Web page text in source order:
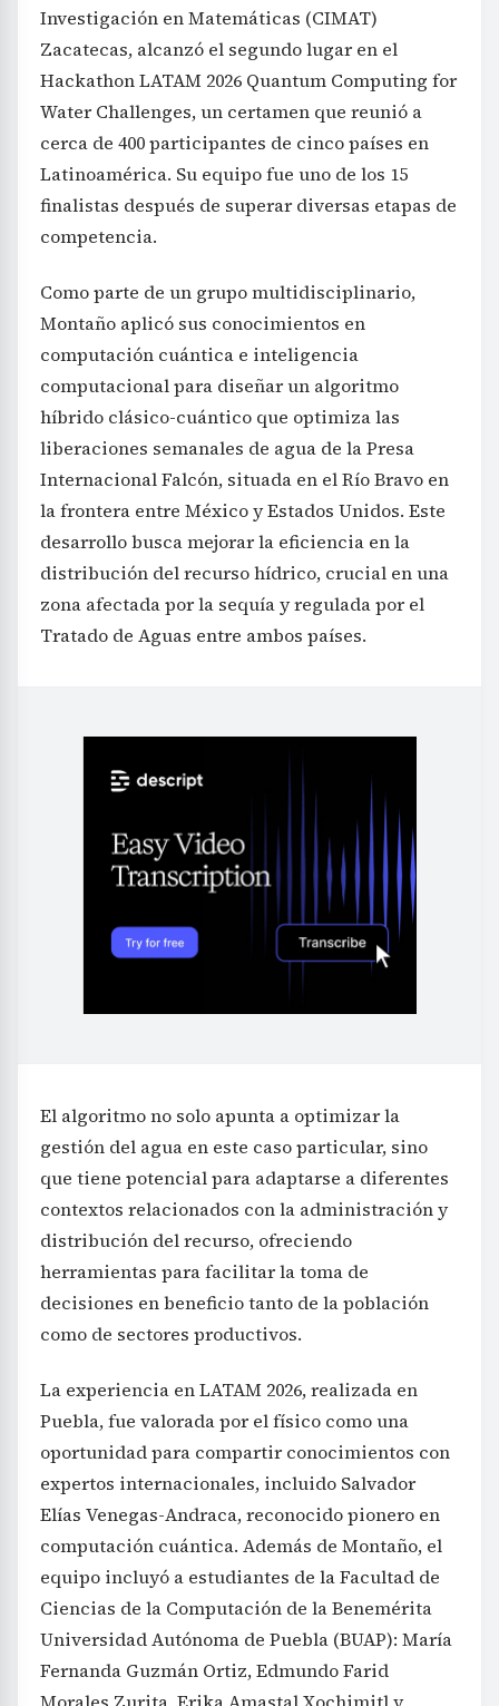
Investigación en Matemáticas (CIMAT)
Zacatecas, alcanzó el segundo lugar en el
Hackathon LATAM 2026 Quantum Computing for
Water Challenges, un certamen que reunió a
cerca de 400 participantes de cinco países en
Latinoamérica. Su equipo fue uno de los 15
finalistas después de superar diversas etapas de
competencia.
Como parte de un grupo multidisciplinario,
Montaño aplicó sus conocimientos en
computación cuántica e inteligencia
computacional para diseñar un algoritmo
híbrido clásico-cuántico que optimiza las
liberaciones semanales de agua de la Presa
Internacional Falcón, situada en el Río Bravo en
la frontera entre México y Estados Unidos. Este
desarrollo busca mejorar la eficiencia en la
distribución del recurso hídrico, crucial en una
zona afectada por la sequía y regulada por el
Tratado de Aguas entre ambos países.
El algoritmo no solo apunta a optimizar la
gestión del agua en este caso particular, sino
que tiene potencial para adaptarse a diferentes
contextos relacionados con la administración y
distribución del recurso, ofreciendo
herramientas para facilitar la toma de
decisiones en beneficio tanto de la población
como de sectores productivos.
La experiencia en LATAM 2026, realizada en
Puebla, fue valorada por el físico como una
oportunidad para compartir conocimientos con
expertos internacionales, incluido Salvador
Elías Venegas-Andraca, reconocido pionero en
computación cuántica. Además de Montaño, el
equipo incluyó a estudiantes de la Facultad de
Ciencias de la Computación de la Benemérita
Universidad Autónoma de Puebla (BUAP): María
Fernanda Guzmán Ortiz, Edmundo Farid